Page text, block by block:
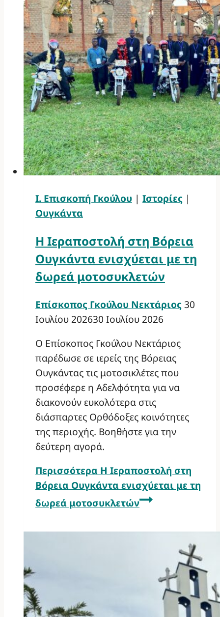
Ι. Επισκοπή Γκούλου | Ιστορίες |
Ουγκάντα
Η Ιεραποστολή στη Βόρεια
Ουγκάντα ενισχύεται με τη
δωρεά μοτοσυκλετών
Επίσκοπος Γκούλου Νεκτάριος 30
Ιουλίου 202630 Ιουλίου 2026
Ο Επίσκοπος Γκούλου Νεκτάριος
παρέδωσε σε ιερείς της Βόρειας
Ουγκάντας τις μοτοσικλέτες που
προσέφερε η Αδελφότητα για να
διακονούν ευκολότερα στις
διάσπαρτες Ορθόδοξες κοινότητες
της περιοχής. Βοηθήστε για την
δεύτερη αγορά.
Περισσότερα Η Ιεραποστολή στη
Βόρεια Ουγκάντα ενισχύεται με τη
δωρεά μοτοσυκλετών